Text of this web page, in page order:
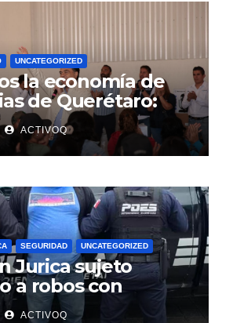
UNCATEGORIZED
la economía de
de Querétaro:
ACTIVOQ
SEGURIDAD UNCATEGORIZED
Jurica sujeto
a robos con
negocios de
ACTIVOQ